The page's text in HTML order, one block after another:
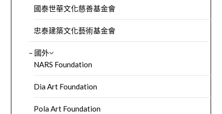
國泰世華文化慈善基金會
忠泰建築文化藝術基金會
– 國外
NARS Foundation
Dia Art Foundation
Pola Art Foundation